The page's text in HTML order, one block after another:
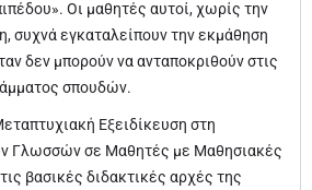
Οι μαθητές αυτοί, χωρίς την
συχνά εγκαταλείπουν την εκμάθηση
δεν μπορούν να ανταποκριθούν στις
σπουδών.
Εξειδίκευση στη
Γλωσσών σε Μαθητές με Μαθησιακές
βασικές διδακτικές αρχές της